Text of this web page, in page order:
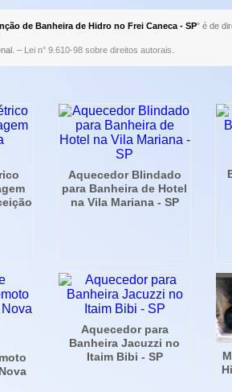
de Banheira de Hidro no Frei Caneca - SP" é de
– Lei n° 9.610-98 sobre direitos autorais
Aquecedor Blindado
para Banheira de Hotel
na Vila Mariana - SP
Aquecedor para
Banheira Jacuzzi no
Itaim Bibi - SP